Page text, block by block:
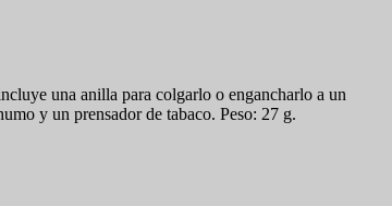
una anilla para colgarlo o engancharlo a un
y un prensador de tabaco. Peso: 27 g.